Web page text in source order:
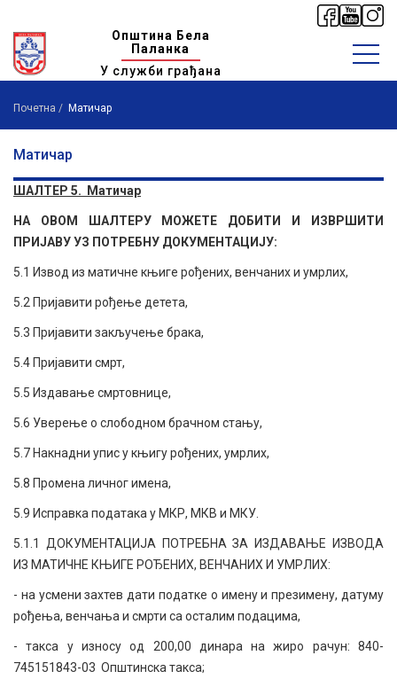
Општина Бела
Паланка
У служби грађана
Почетна Матичар
Матичар
ШАЛТЕР 5. Матичар
НА ОВОМ ШАЛТЕРУ МОЖЕТЕ ДОБИТИ И ИЗВРШИТИ
ПРИЈАВУ УЗ ПОТРЕБНУ ДОКУМЕНТАЦИЈУ:
5.1 Извод из матичне књиге рођених, венчаних и умрлих,
5.2 Пријавити рођење детета,
5.3 Пријавити закључење брака,
5.4 Пријавити смрт,
5.5 Издавање смртовнице,
5.6 Уверење о слободном брачном стању,
5.7 Накнадни упис у књигу рођених, умрлих,
5.8 Промена личног имена,
5.9 Исправка података у МКР, МКВ и МКУ.
5.1.1 ДОКУМЕНТАЦИЈА ПОТРЕБНА ЗА ИЗДАВАЊЕ ИЗВОДА
ИЗ МАТИЧНЕ КЊИГЕ РОЂЕНИХ, ВЕНЧАНИХ И УМРЛИХ:
- на усмени захтев дати податке о имену и презимену, датуму
рођења, венчања и смрти са осталим подацима,
- такса у износу од 200,00 динара на жиро рачун: 840-
745151843-03 Општинска такса;